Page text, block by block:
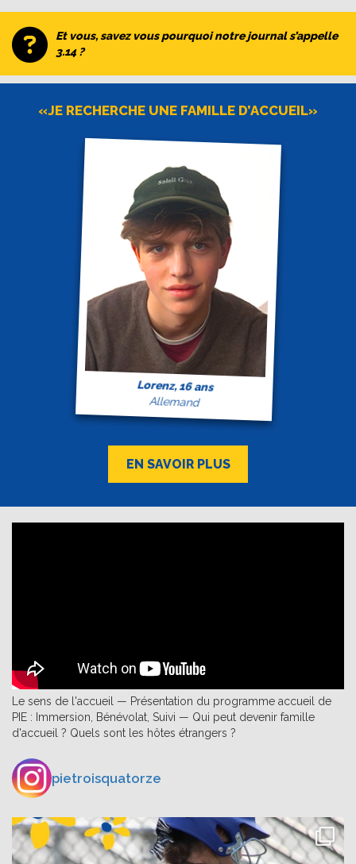
Et vous, savez vous pourquoi notre journal s’appelle
3.14 ?
«JE RECHERCHE UNE FAMILLE D’ACCUEIL»
Lorenz, 16 ans
Allemand
EN SAVOIR PLUS
Le sens de l'accueil — Présentation du programme accueil de
PIE : Immersion, Bénévolat, Suivi — Qui peut devenir famille
d'accueil ? Quels sont les hôtes étrangers ?
pietroisquatorze